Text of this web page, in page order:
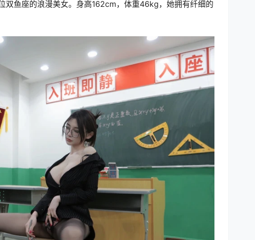
双鱼座的浪漫美女。身高162cm，体重46kg，她拥有纤细的